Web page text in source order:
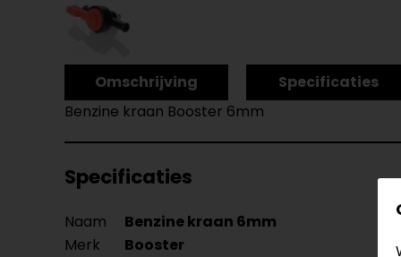
Omschrijving Specificaties
Benzine kraan Booster 6mm
Specificaties
Naam Benzine kraan 6mm
Merk
Booster